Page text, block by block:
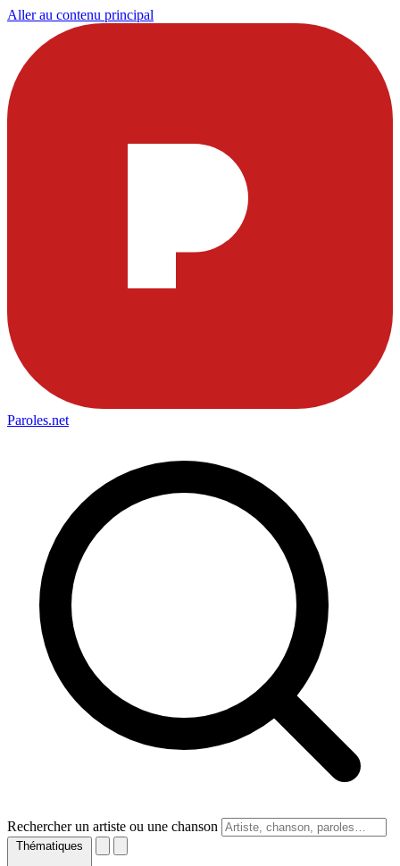
Aller au contenu principal
Paroles.net
Rechercher un artiste ou une chanson
Thématiques